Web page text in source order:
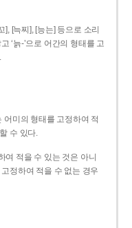
], [늑찌], [능는] 등으로 소리
‘늙-’으로 어간의 형태를 고
어미의 형태를 고정하여 적
수 있다.
여 적을 수 있는 것은 아니
정하여 적을 수 없는 경우